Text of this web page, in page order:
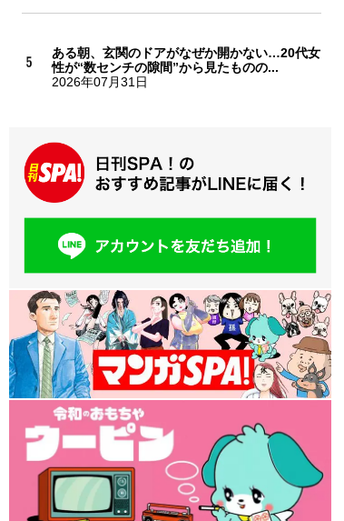
ある朝、玄関のドアがなぜか開かない…20代女
性が“数センチの隙間”から見たものの...
2026年07月31日